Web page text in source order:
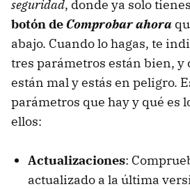
seguridad, donde ya solo
botón deComprobar ahora
abajo. Cuando lo hagas, te
tres parámetros están bien, y
están mal y estás en peligro.
parámetros que hay y qué es
ellos:
Actualizaciones:
actualizado a la última